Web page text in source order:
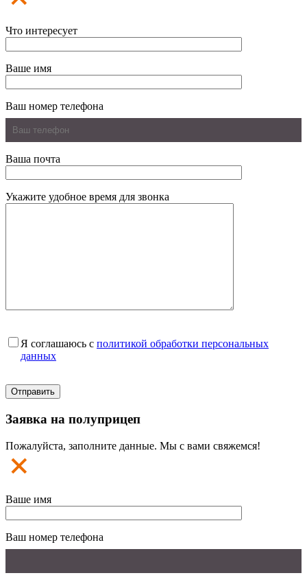
Что интересует
Ваше имя
Ваш номер телефона
Ваша почта
Укажите удобное время для звонка
Я соглашаюсь с политикой обработки персональных
данных
Заявка на полуприцеп
Пожалуйста, заполните данные. Мы с вами свяжемся!
Ваше имя
Ваш номер телефона